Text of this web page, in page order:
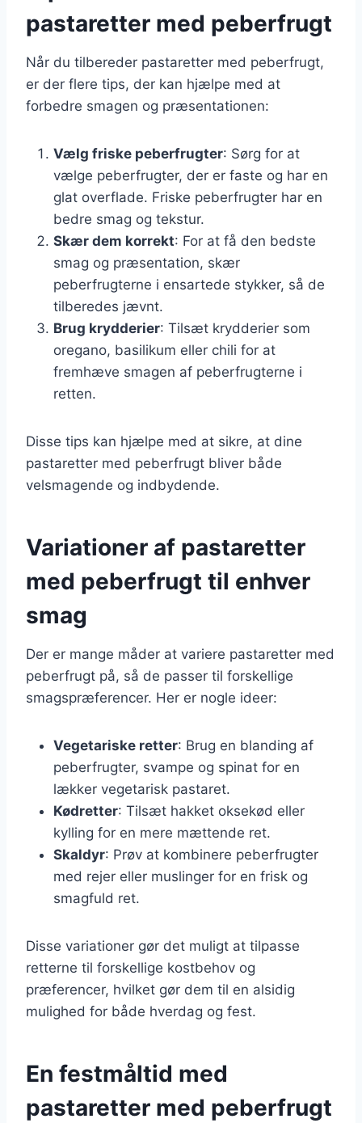
pastaretter med peberfrugt
Når du tilbereder pastaretter med peberfrugt,
er der flere tips, der kan hjælpe med at
forbedre smagen og præsentationen:
Vælg friske peberfrugter: Sørg for at
vælge peberfrugter, der er faste og har en
glat overflade. Friske peberfrugter har en
bedre smag og tekstur.
Skær dem korrekt: For at få den bedste
smag og præsentation, skær
peberfrugterne i ensartede stykker, så de
tilberedes jævnt.
Brug krydderier: Tilsæt krydderier som
oregano, basilikum eller chili for at
fremhæve smagen af peberfrugterne i
retten.
Disse tips kan hjælpe med at sikre, at dine
pastaretter med peberfrugt bliver både
velsmagende og indbydende.
Variationer af pastaretter
med peberfrugt til enhver
smag
Der er mange måder at variere pastaretter med
peberfrugt på, så de passer til forskellige
smagspræferencer. Her er nogle ideer:
Vegetariske retter: Brug en blanding af
peberfrugter, svampe og spinat for en
lækker vegetarisk pastaret.
Kødretter: Tilsæt hakket oksekød eller
kylling for en mere mættende ret.
Skaldyr: Prøv at kombinere peberfrugter
med rejer eller muslinger for en frisk og
smagfuld ret.
Disse variationer gør det muligt at tilpasse
retterne til forskellige kostbehov og
præferencer, hvilket gør dem til en alsidig
mulighed for både hverdag og fest.
En festmåltid med
pastaretter med peberfrugt